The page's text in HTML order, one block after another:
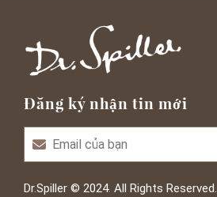
Đăng ký nhận tin mới
Dr.Spiller © 2024. All Rights Reserved.